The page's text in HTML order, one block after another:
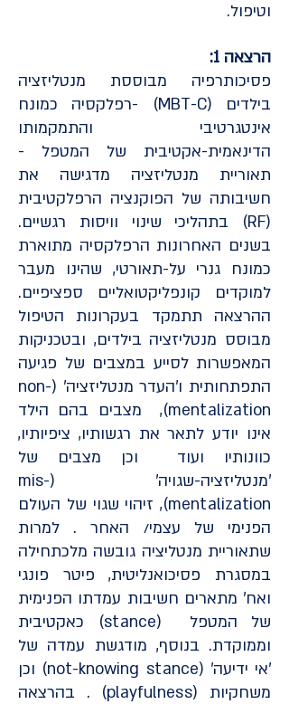
וטיפול.
הרצאה 1:
פסיכותרפיה מבוססת מנטליזציה
בילדים (MBT-C) -רפלקסיה כמונח
אינטגרטיבי והתמקמותו
הדינאמית-אקטיבית של המטפל -
תאוריית מנטליזציה מדגישה את
חשיבותה של הפוקנציה הרפלקטיבית
(RF) בתהליכי שינוי וויסות רגשיים.
בשנים האחרונות הרפלקסיה מתוארת
כמונח גנרי על-תאורטי, שהינו מעבר
למוקדים קונפליקטואליים ספציפיים.
ההרצאה תתמקד בעקרונות הטיפול
מבוסס מנטליזציה בילדים, ובטכניקות
המאפשרות לסייע במצבים של פגיעה
התפתחותית ו'העדר מנטליזציה' (non-
mentalization), מצבים בהם הילד
אינו יודע לתאר את רגשותיו, ציפיותיו,
כוונותיו ועוד וכן מצבים של
'מנטליזציה-שגויה' (mis-
mentalization), זיהוי שגוי של העולם
הפנימי של עצמי/ האחר . למרות
שתאוריית מנטליציה גובשה מלכתחילה
במסגרת פסיכואנליטית, פיטר פונגי
ואח' מתארים חשיבות עמדתו הפנימית
של המטפל (stance) כאקטיבית
וממוקדת. בנוסף, מודגשת עמדה של
'אי ידיעה' (not-knowing stance) וכן
משחקיות (playfulness) . בהרצאה